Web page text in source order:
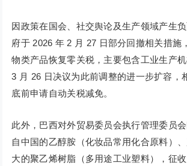
因政策在国会、社交舆论及生产领域产生
府于 2026 年 2 月 27 日部分回撤相关措施
物类产品恢复零关税，主要包含工业生产
3 月 26 日决议为此前调整的进一步扩容，
底前申请自动关税减免。
此外，巴西对外贸易委员会执行管理委员
自中国的乙醇胺（化妆品常用化合原料）
大的聚乙烯树脂（多用途工业塑料），征